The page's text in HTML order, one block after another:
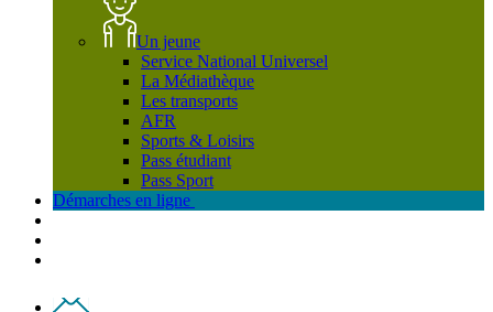
Un jeune
Service National Universel
La Médiathèque
Les transports
AFR
Sports & Loisirs
Pass étudiant
Pass Sport
Démarches en ligne
Contact